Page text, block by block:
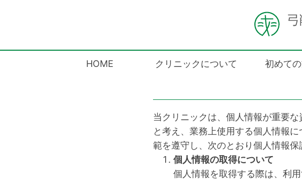
HOME クリニックについて 初めて
当クリニックは、個人情報が重要
と考え、業務上使用する個人情報
範を遵守し、次のとおり個人情報保
個人情報の取得について
個人情報を取得する際は、利